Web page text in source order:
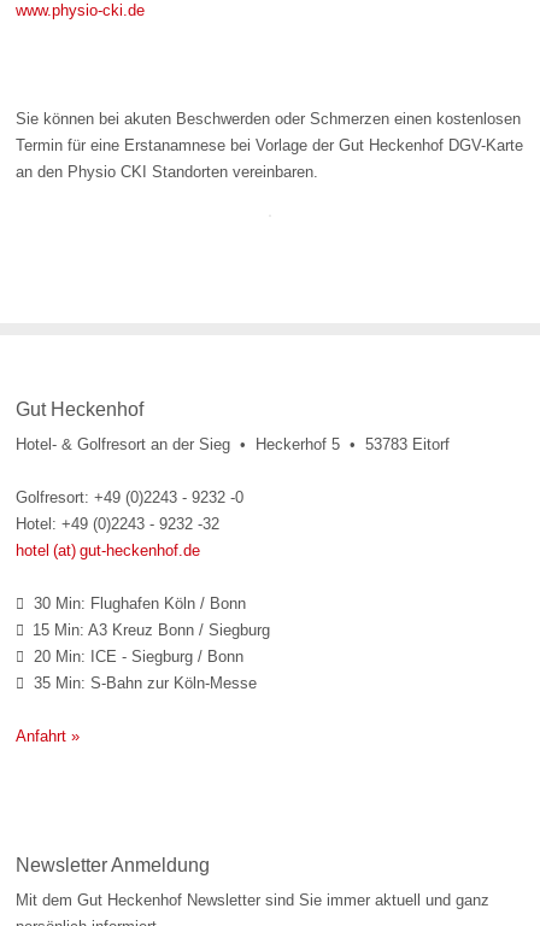
www.physio-cki.de
Sie können bei akuten Beschwerden oder Schmerzen einen kostenlosen
Termin für eine Erstanamnese bei Vorlage der Gut Heckenhof DGV-Karte
an den Physio CKI Standorten vereinbaren.
Gut Heckenhof
Hotel- & Golfresort an der Sieg • Heckerhof 5 • 53783 Eitorf
Golfresort: +49 (0)2243 - 9232 -0
Hotel: +49 (0)2243 - 9232 -32
hotel (at) gut-heckenhof.de
 30 Min: Flughafen Köln / Bonn
 15 Min: A3 Kreuz Bonn / Siegburg
 20 Min: ICE - Siegburg / Bonn
 35 Min: S-Bahn zur Köln-Messe
Anfahrt »
Newsletter Anmeldung
Mit dem Gut Heckenhof Newsletter sind Sie immer aktuell und ganz